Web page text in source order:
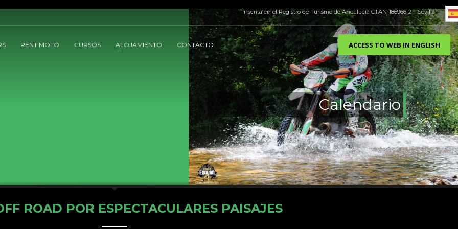
Inscrita en el Registro de Turismo de Andalucía C.I.AN-186966-2 – Sevilla
RENT MOTO CURSOS ALOJAMIENTO CONTACTO ACCESS TO WEB IN ENGLISH
Calendario
ROAD POR ESPECTACULARES PAISAJES